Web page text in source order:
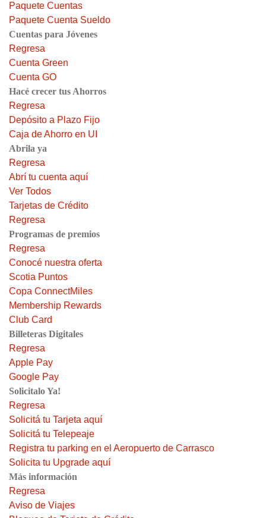
Paquete Cuentas
Paquete Cuenta Sueldo
Cuentas para Jóvenes
Regresa
Cuenta Green
Cuenta GO
Hacé crecer tus Ahorros
Regresa
Depósito a Plazo Fijo
Caja de Ahorro en UI
Abrila ya
Regresa
Abrí tu cuenta aquí
Ver Todos
Tarjetas de Crédito
Regresa
Programas de premios
Regresa
Conocé nuestra oferta
Scotia Puntos
Copa ConnectMiles
Membership Rewards
Club Card
Billeteras Digitales
Regresa
Apple Pay
Google Pay
Solicitalo Ya!
Regresa
Solicitá tu Tarjeta aquí
Solicitá tu Telepeaje
Registra tu parking en el Aeropuerto de Carrasco
Solicita tu Upgrade aquí
Más información
Regresa
Aviso de Viajes